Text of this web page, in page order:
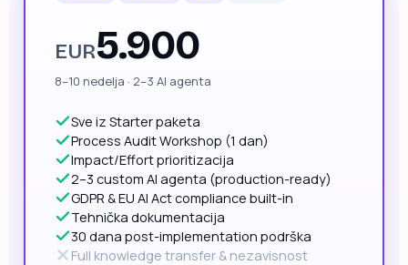
EUR5.900
8–10 nedelja · 2–3 AI agenta
Sve iz Starter paketa
Process Audit Workshop (1 dan)
Impact/Effort prioritizacija
2–3 custom AI agenta (production-ready)
GDPR & EU AI Act compliance built-in
Tehnička dokumentacija
30 dana post-implementation podrška
Full knowledge transfer & nezavisnost